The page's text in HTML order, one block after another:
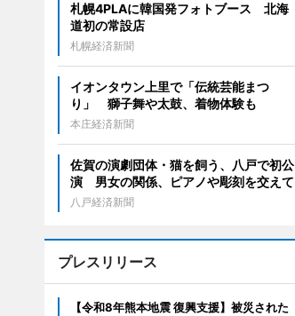
札幌4PLAに韓国発フォトブース 北海
道初の常設店
札幌経済新聞
イオンタウン上里で「伝統芸能まつ
り」 獅子舞や太鼓、着物体験も
本庄経済新聞
佐賀の演劇団体・猫を飼う、八戸で初公
演 男女の関係、ピアノや彫刻を交えて
八戸経済新聞
プレスリリース
【令和8年熊本地震 復興支援】被災された